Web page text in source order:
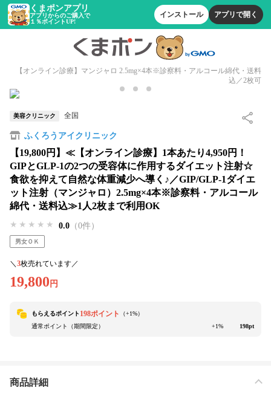
くまポンアプリ
アプリからのご購入で
１％ポイントUP!
インストール アプリで開く
【オンライン診療】マンジャロ 2.5mg×4本※診察料・アルコール綿代・送料
込／2枚可
美容クリニック 全国
ふくろうアイクリニック
【19,800円】≪【オンライン診療】1本あたり4,950円！
GIPとGLP-1の2つの受容体に作用するダイエット注射☆
食欲を抑えて自然な体重減少へ導く♪／GIP/GLP-1ダイエ
ット注射（マンジャロ）2.5mg×4本※診察料・アルコール
綿代・送料込≫1人2枚まで利用OK
★★★★★
★★★★★
★★★★★ 0.0 （0件）
男女ＯＫ
＼ 3枚売れています／
19,800 円
もらえるポイント 198ポイント （+1%）
通常ポイント（期間限定）
+1% 198pt
商品詳細